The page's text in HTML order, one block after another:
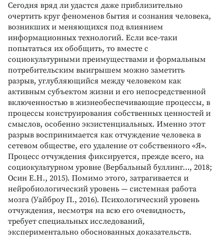
Сегодня вряд ли удастся даже приблизительно
очертить круг феноменов бытия и сознания человека,
возникших и меняющихся под влиянием
информационных технологий. Если все-таки
попытаться их обобщить, то вместе с
социокультурными преимуществами и формальным
потребительским выигрышем можно заметить
разрыв, углубляющийся между человеком как
активным субъектом жизни и его непосредственной
включенностью в жизнеобеспечивающие процессы, в
процессы конструирования собственных ценностей и
смыслов, особенно экзистенциальных. Именно этот
разрыв воспринимается как отчуждение человека в
сетевом обществе, его удаление от собственного «Я».
Процесс отчуждения фиксируется, прежде всего, на
социокультурном уровне (Вербальный буллинг…, 2018;
Осин Е.Н., 2015). Помимо этого, затрагивается и
нейробиологический уровень — системная работа
мозга (Уайброу П., 2016). Психологический уровень
отчуждения, несмотря на всю его очевидность,
требует специальных исследований,
экспериментально обоснованных доказательств.